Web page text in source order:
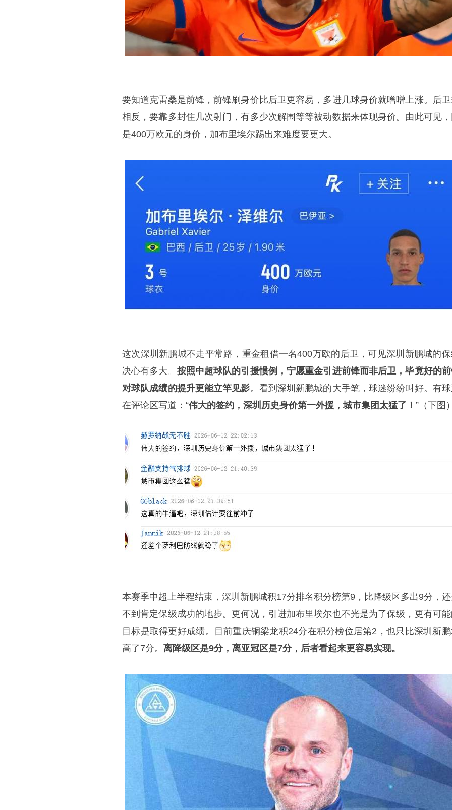
要知道克雷桑是前锋，前锋刷身价比后卫更容易，多进几球身价就噌噌上涨。后
相反，要靠多封住几次射门，有多少次解围等等被动数据来体现身价。由此可见
是400万欧元的身价，加布里埃尔踢出来难度要更大。
这次深圳新鹏城不走平常路，重金租借一名400万欧的后卫，可见深圳新鹏城的
决心有多大。 按照中超球队的引援惯例，宁愿重金引进前锋而非后卫，毕竟好的
对球队成绩的提升更能立竿见影。看到深圳新鹏城的大手笔，球迷纷纷叫好。有
在评论区写道：“伟大的签约，深圳历史身价第一外援，城市集团太猛了！ ”（下图
本赛季中超上半程结束，深圳新鹏城积17分排名积分榜第9，比降级区多出9分，
不到肯定保级成功的地步。更何况，引进加布里埃尔也不光是为了保级，更有可
目标是取得更好成绩。目前重庆铜梁龙积24分在积分榜位居第2，也只比深圳新
高了7分。 离降级区是9分，离亚冠区是7分，后者看起来更容易实现。